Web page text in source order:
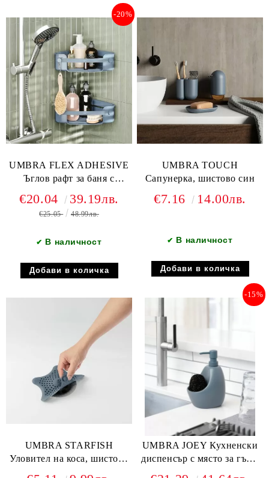
UMBRA FLEX ADHESIVE
Ъглов рафт за баня с
син
-20%
€20.04 39.19лв.
€25.05 48.99лв.
✔ В наличност
UMBRA TOUCH
Сапунерка, шистово син
€7.16 14.00лв.
✔ В наличност
UMBRA STARFISH
Уловител на коса, шистово
UMBRA JOEY Кухненски
диспенсър с място за гъба,
-15%